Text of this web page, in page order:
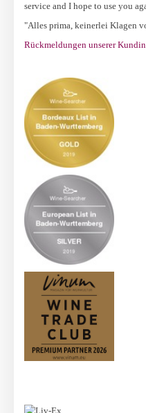
service and I hope to use you
"Alles prima, keinerlei Klagen
Rückmeldungen unserer